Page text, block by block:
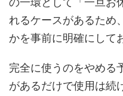
れるケースがあるため
かを事前に明確にして
完全に使うのをやめる
があるだけで使用は続